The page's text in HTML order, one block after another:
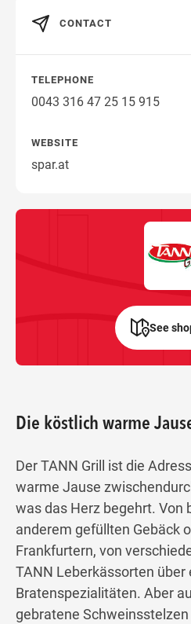
Die köstlich warme
Der TANN Grill ist die
warme Jause
was das Herz begehrt. Von
anderem gefüllten Gebäck
Frankfurtern, von
TANN Leberkässorten
Bratenspezialitäten. Aber
gebratene
CONTACT
TELEPHONE
0043 316 47 25 15 915
WEBSITE
spar.at
See